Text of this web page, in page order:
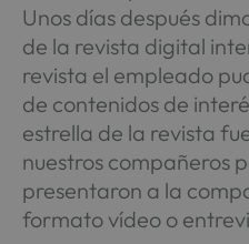
Unos días después
de la revista digital
revista el empleado
de contenidos de
estrella de la revista
nuestros compañeros
presentaron a la
formato vídeo o